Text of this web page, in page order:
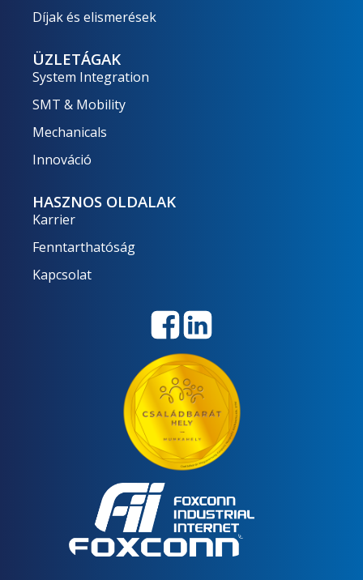
Díjak és elismerések
ÜZLETÁGAK
System Integration
SMT & Mobility
Mechanicals
Innováció
HASZNOS OLDALAK
Karrier
Fenntarthatóság
Kapcsolat